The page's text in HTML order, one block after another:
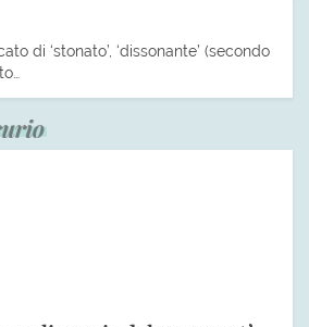
di ‘stonato’, ‘dissonante’ (secondo